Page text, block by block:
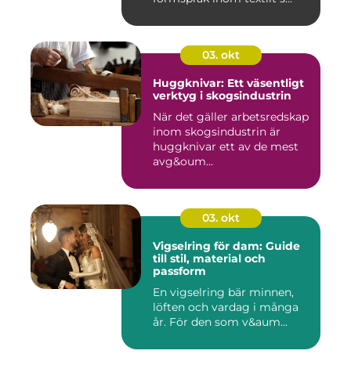
03. okt
Huggknivar: Ett väsentligt
verktyg i skogsindustrin
När det gäller arbetsredskap
inom skogsindustrin är
huggknivar ett av de mest
avg&oum...
03. okt
Vigselring för dam: Guide
till stil, material och
passform
En vigselring bär minnen,
löften och vardag i många
år. För den som v&aum...